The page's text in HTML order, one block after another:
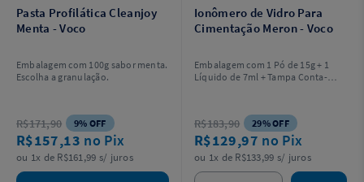
Pasta Profilática Cleanjoy
Menta - Voco
Embalagem com 100g sabor menta.
Escolha a granulação.
R$171,90 9% OFF
R$157,13 no Pix
ou 1x de R$161,99 s/ juros
Ionômero de Vidro Para
Cimentação Meron - Voco
Embalagem com 1 Pó de 15g + 1
Líquido de 7ml + Tampa Conta-
R$183,90 29% OFF
R$129,97 no Pix
ou 1x de R$133,99 s/ juros